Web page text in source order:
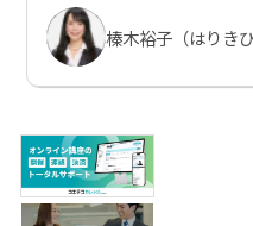
榛木裕子（はりきひ